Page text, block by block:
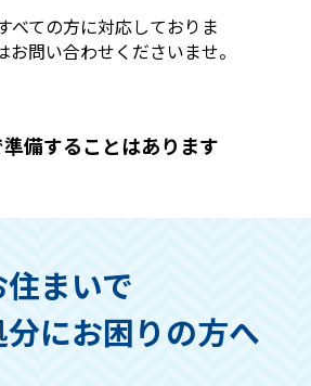
べての方に対応しておりま
お問い合わせくださいませ。
備することはあります
収作業などはこちらで全て行
い。まいで
にお困りの方へ